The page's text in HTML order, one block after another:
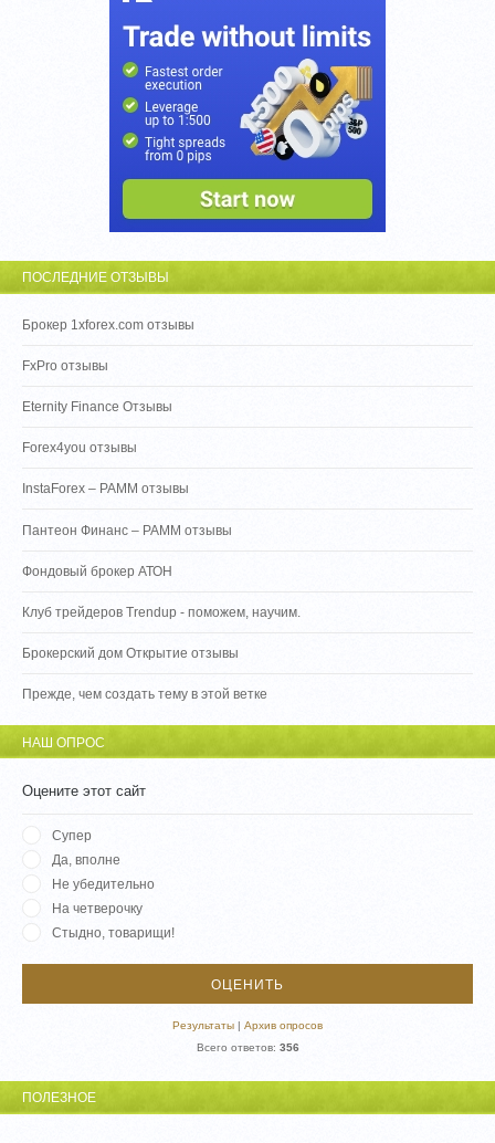
ПОСЛЕДНИЕ ОТЗЫВЫ
Брокер 1xforex.com отзывы
FxPro отзывы
Eternity Finance Отзывы
Forex4you отзывы
InstaForex – PAMM отзывы
Пантеон Финанс – PAMM отзывы
Фондовый брокер АТОН
Клуб трейдеров Trendup - поможем, научим.
Брокерский дом Открытие отзывы
Прежде, чем создать тему в этой ветке
НАШ ОПРОС
Оцените этот сайт
Супер
Да, вполне
Не убедительно
На четверочку
Стыдно, товарищи!
Результаты | Архив опросов
Всего ответов: 356
ПОЛЕЗНОЕ